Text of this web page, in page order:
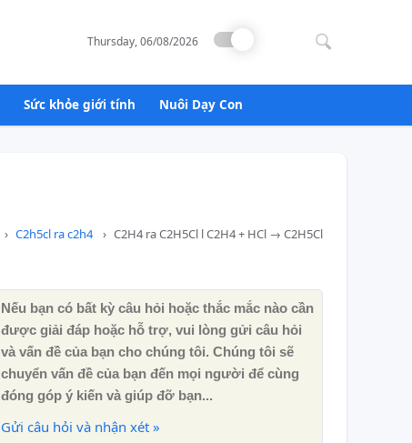
Thursday, 06/08/2026
Sức khỏe giới tính Nuôi Dạy Con
C2h5cl ra c2h4 C2H4 ra C2H5Cl l C2H4 + HCl → C2H5Cl
Nếu bạn có bất kỳ câu hỏi hoặc thắc mắc nào cần
được giải đáp hoặc hỗ trợ, vui lòng gửi câu hỏi
và vấn đề của bạn cho chúng tôi. Chúng tôi sẽ
chuyển vấn đề của bạn đến mọi người để cùng
đóng góp ý kiến ​​và giúp đỡ bạn...
Gửi câu hỏi và nhận xét »